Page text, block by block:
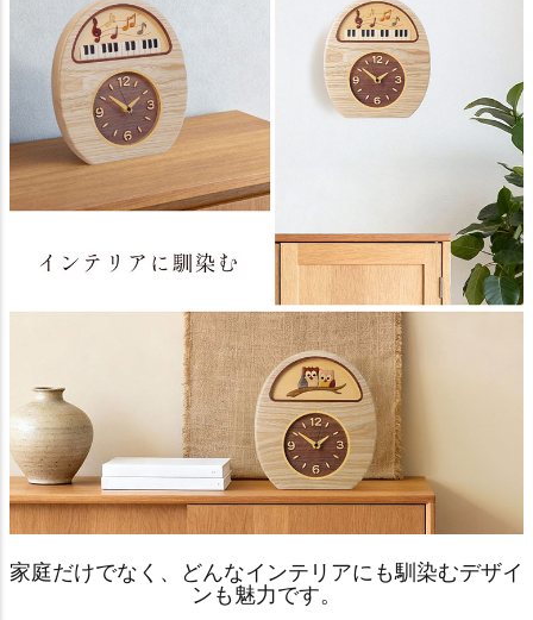
家庭だけでなく、どんなインテリアにも馴染むデザイ
ンも魅力です。